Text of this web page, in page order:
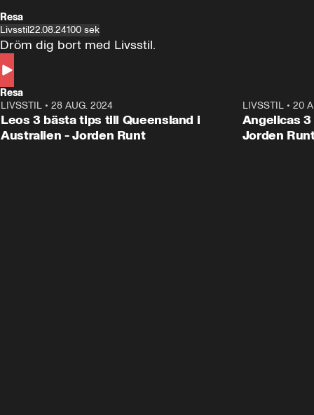
Resa
Livsstil22.08.24100 sek
Dröm dig bort med Livsstil.
Resa
LIVSSTIL • 28 AUG. 2024
Leos 3 bästa tips till Queensland i
Australien - Jorden Runt
LIVSSTIL• 20
Angelicas
Jorden